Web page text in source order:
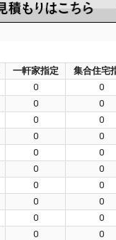
一軒家指定 集合住宅
0 0
0 0
0 0
0 0
0 0
0 0
0 0
0 0
0 0
0 0